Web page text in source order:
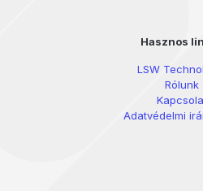
Hasznos
LSW
Rólunk
Adatvédelmi